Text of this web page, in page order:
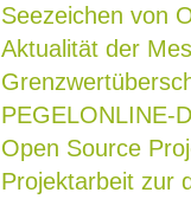
Seezeichen von
Aktualität der
PEGELONLINE-
Open Source
Projektarbeit zur